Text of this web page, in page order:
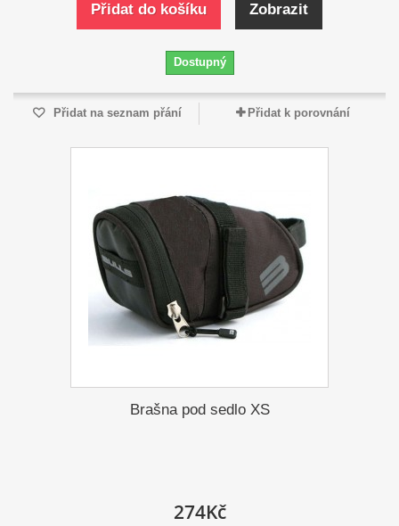
Přidat do košíku Zobrazit
Dostupný
Přidat na seznam přání Přidat k porovnání
Brašna pod sedlo XS
274Kč